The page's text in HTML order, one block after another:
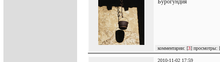
Бурогундия
комментарии: [3] просмотры: [
2010-11-02 17:59